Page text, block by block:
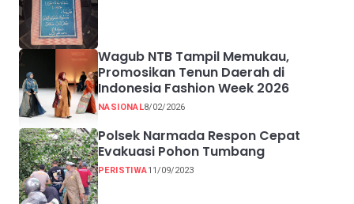
Wagub NTB Tampil Memukau,
Promosikan Tenun Daerah di
Indonesia Fashion Week 2026
NASIONAL8/02/2026
Polsek Narmada Respon Cepat
Evakuasi Pohon Tumbang
PERISTIWA11/09/2023